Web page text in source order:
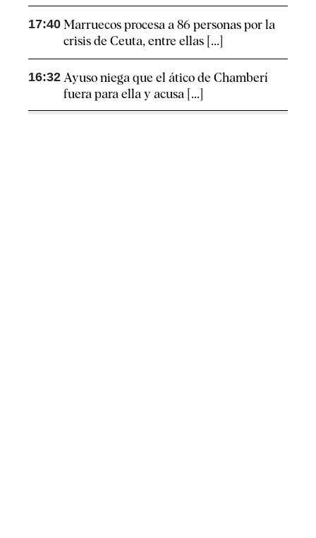
17:40 Marruecos procesa a 86 personas por la
crisis de Ceuta, entre ellas [...]
16:32 Ayuso niega que el ático de Chamberí
fuera para ella y acusa [...]